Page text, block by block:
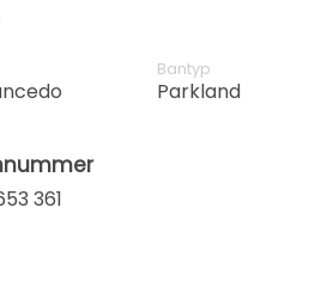
Bantyp
Parkland
361